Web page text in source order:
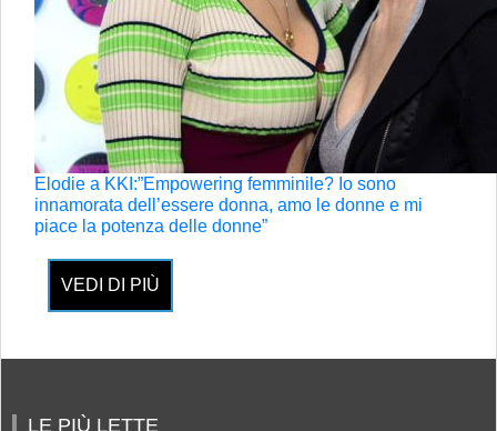
Elodie a KKI:”Empowering femminile? Io sono
innamorata dell’essere donna, amo le donne e mi
piace la potenza delle donne”
VEDI DI PIÙ
LE PIÙ LETTE